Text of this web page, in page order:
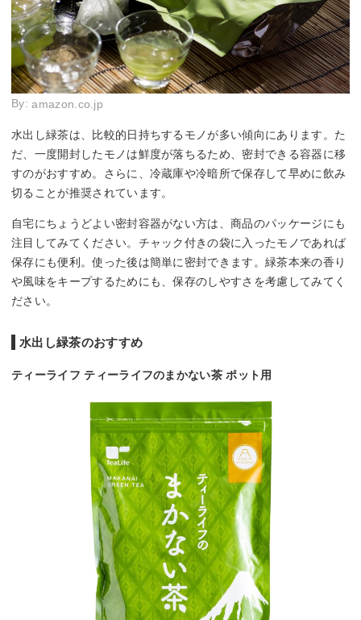
By:amazon.co.jp
水出し緑茶は、比較的日持ちするモノが多い傾向にあります。た
だ、一度開封したモノは鮮度が落ちるため、密封できる容器に移
すのがおすすめ。さらに、冷蔵庫や冷暗所で保存して早めに飲み
切ることが推奨されています。
自宅にちょうどよい密封容器がない方は、商品のパッケージにも
注目してみてください。チャック付きの袋に入ったモノであれば
保存にも便利。使った後は簡単に密封できます。緑茶本来の香り
や風味をキープするためにも、保存のしやすさを考慮してみてく
ださい。
水出し緑茶のおすすめ
ティーライフ ティーライフのまかない茶 ポット用